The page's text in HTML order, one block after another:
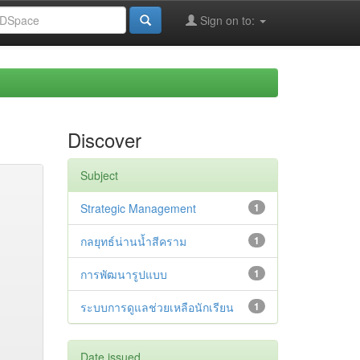
Sign on to:
Discover
Subject
1
Strategic Management
1
กลยุทธ์น่านน้ำสีคราม
1
การพัฒนารูปแบบ
1
ระบบการดูแลช่วยเหลือนักเรียน
Date issued